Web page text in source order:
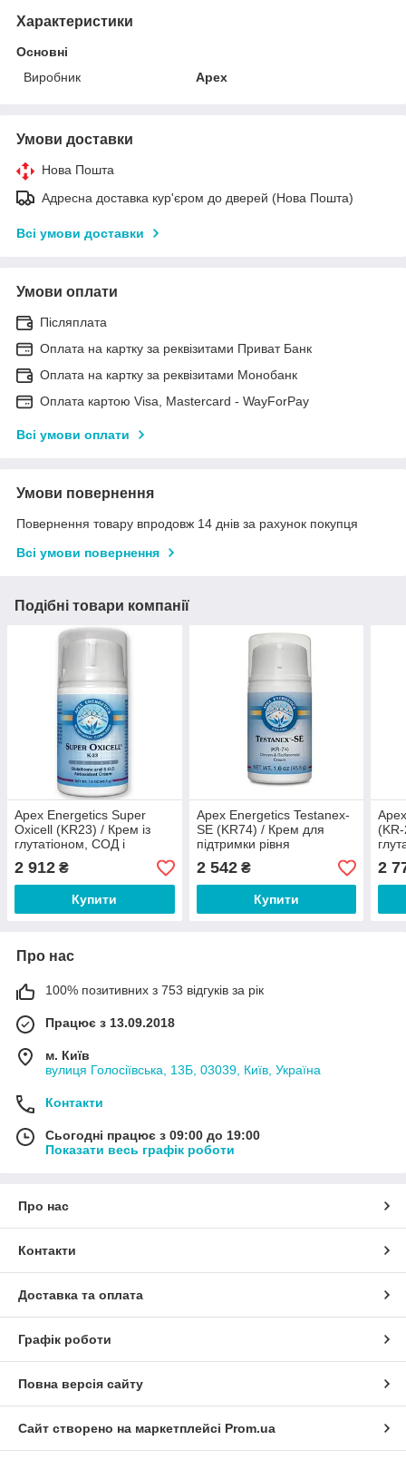
Характеристики
Основні
Виробник
Apex
Умови доставки
Нова Пошта
Адресна доставка кур'єром до дверей (Нова Пошта)
Всі умови доставки
Умови оплати
Післяплата
Оплата на картку за реквізитами Приват Банк
Оплата на картку за реквізитами Монобанк
Оплата картою Visa, Mastercard - WayForPay
Всі умови оплати
Умови повернення
Повернення товару впродовж 14 днів за рахунок покупця
Всі умови повернення
Подібні товари компанії
Apex Energetics Super
Oxicell (KR23) / Крем із
глутатіоном, СОД і
біофлавоноїдним
комплексом 45,5 г
2 912 ₴
Купити
Apex Energetics Testanex-
SE (KR74) / Крем для
підтримки рівня
тестостерону 45,5 г
2 542₴
Купити
2
Про нас
100% позитивних з 753 відгуків за рік
Працює з 13.09.2018
м. Київ
вулиця Голосіївська, 13Б, 03039, Київ, Україна
Контакти
Сьогодні працює з 09:00 до 19:00
Показати весь графік роботи
Про нас
Контакти
Доставка та оплата
Графік роботи
Повна версія сайту
Сайт створено на маркетплейсі Prom.ua